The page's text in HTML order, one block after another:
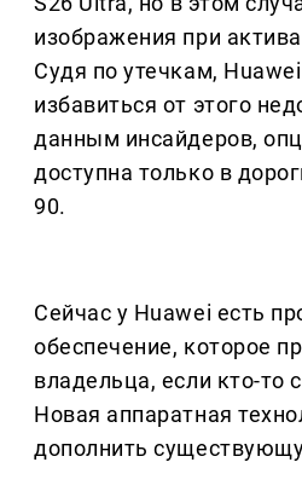
изображения при
Судя по утечкам,
избавиться от этого
данным инсайдеров,
доступна только в
90.
Сейчас у Huawei есть
обеспечение, которое
владельца, если кто-то
Новая аппаратная
дополнить